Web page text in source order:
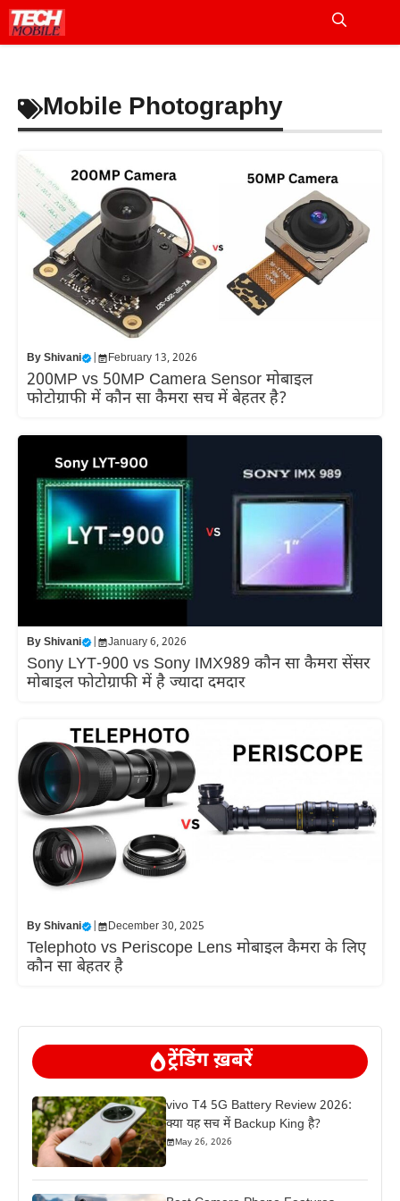
Skip
to
Mobile Photography
ByShivani February 13, 2026
200MP vs 50MP Camera Sensor मोबाइल
फोटोग्राफी में कौन सा कैमरा सच में बेहतर है?
ByShivani January 6, 2026
Sony LYT-900 vs Sony IMX989 कौन सा कैमरा सेंसर
मोबाइल फोटोग्राफी में है ज्यादा दमदार
ByShivani December 30, 2025
Telephoto vs Periscope Lens मोबाइल कैमरा के लिए
कौन सा बेहतर है
ट्रेंडिंग ख़बरें
vivo T4 5G Battery Review 2026:
क्या यह सच में Backup King है?
May 26, 2026